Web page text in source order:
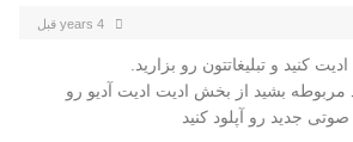
مربوطه بشید از بخش ادیت ادیت آدیو رو
صوتی جدید رو آپلود کنید